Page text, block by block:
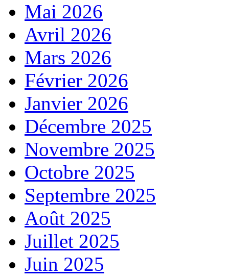
Mai 2026
Avril 2026
Mars 2026
Février 2026
Janvier 2026
Décembre 2025
Novembre 2025
Octobre 2025
Septembre 2025
Août 2025
Juillet 2025
Juin 2025